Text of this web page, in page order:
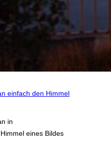
einfach den Himmel
in
eines Bildes